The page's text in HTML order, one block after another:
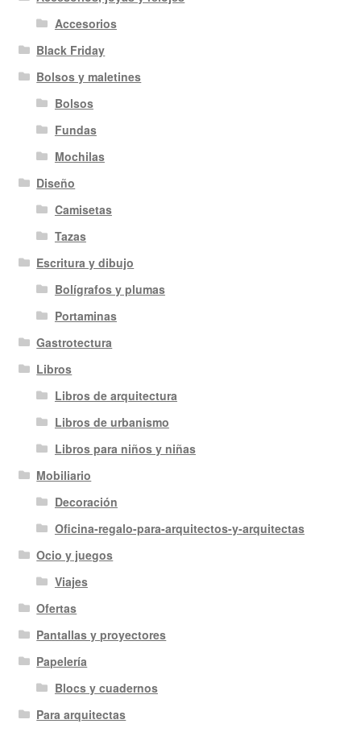
Accesorios
Black Friday
Bolsos y maletines
Bolsos
Fundas
Mochilas
Diseño
Camisetas
Tazas
Escritura y dibujo
Bolígrafos y plumas
Portaminas
Gastrotectura
Libros
Libros de arquitectura
Libros de urbanismo
Libros para niños y niñas
Mobiliario
Decoración
Oficina-regalo-para-arquitectos-y-arquitectas
Ocio y juegos
Viajes
Ofertas
Pantallas y proyectores
Papelería
Blocs y cuadernos
Para arquitectas